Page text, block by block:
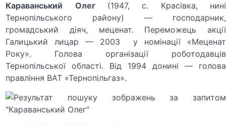
Караванський Олег(1947, с. Красівка, нині
Тернопільського району) — господарник,
громадський діяч, меценат. Переможець акції
Галицький лицар — 2003 у номінації «Меценат
Року». Голова організації роботодавців
Тернопільської області. Від 1994 донині — голова
правління ВАТ «Тернопільгаз».